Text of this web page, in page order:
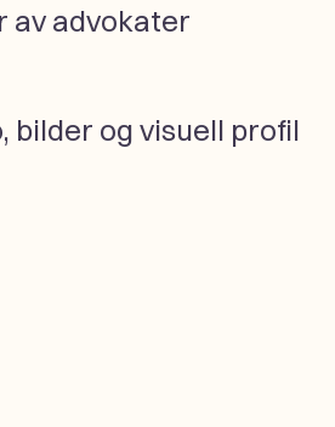
av advokater
bilder og visuell profil